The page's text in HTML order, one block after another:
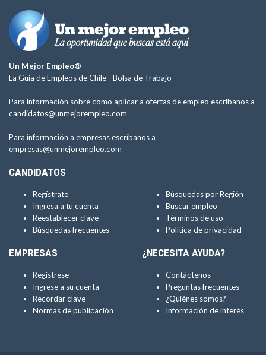
Un Mejor Empleo®
La Guía de Empleos de Chile - Bolsa de Trabajo
Para información sobre como aplicar a ofertas de empleo escríbanos a
candidatos@unmejorempleo.com
Para información a empresas escríbanos a
empresas@unmejorempleo.com
CANDIDATOS
Regístrate
Ingresa a tu cuenta
Reestablecer clave
Búsquedas frecuentes
Búsquedas por Región
Buscar empleo
Términos de uso
Política de privacidad
EMPRESAS
Regístrese
Ingrese a su cuenta
Recordar clave
Normas de publicación
¿NECESITA AYUDA?
Contáctenos
Preguntas frecuentes
¿Quiénes somos?
Información de interés